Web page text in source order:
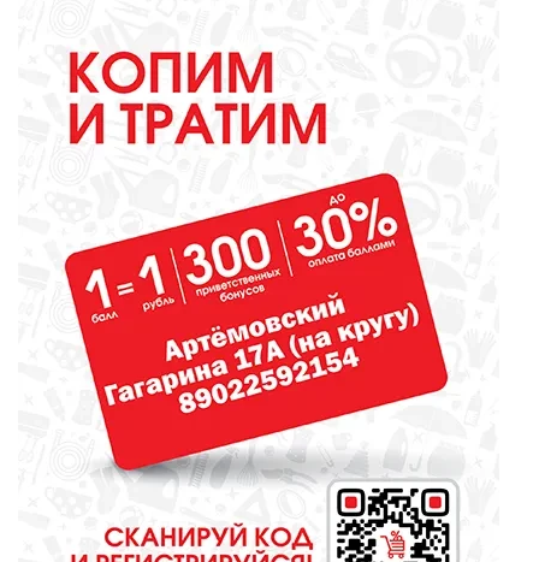
библиотекарь? Докажите это
всей стране!
ОБРАЗОВАНИЕ
Сосновоборская школа в финале
конкурса школьных музеев
МЕДИЦИНА
От диеты до режима: все о
питании при грудном
вскармливании
СПОРТ
полицейского